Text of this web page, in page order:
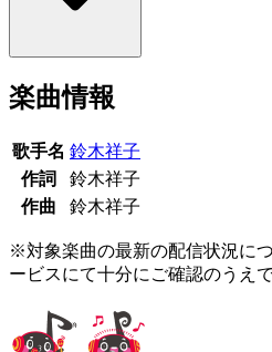
楽曲情報
歌手名 鈴木祥子
作詞
鈴木祥子
作曲
鈴木祥子
※対象楽曲の最新の配信状況に
ービスにて十分にご確認のうえ